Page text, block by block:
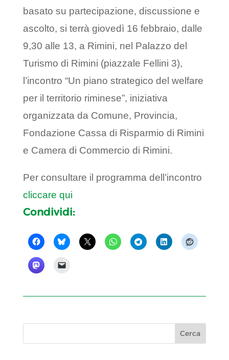
basato su partecipazione, discussione e
ascolto, si terrà giovedì 16 febbraio, dalle
9,30 alle 13, a Rimini, nel Palazzo del
Turismo di Rimini (piazzale Fellini 3),
l’incontro “Un piano strategico del welfare
per il territorio riminese”, iniziativa
organizzata da Comune, Provincia,
Fondazione Cassa di Risparmio di Rimini
e Camera di Commercio di Rimini.
Per consultare il programma dell’incontro
cliccare qui
Condividi: